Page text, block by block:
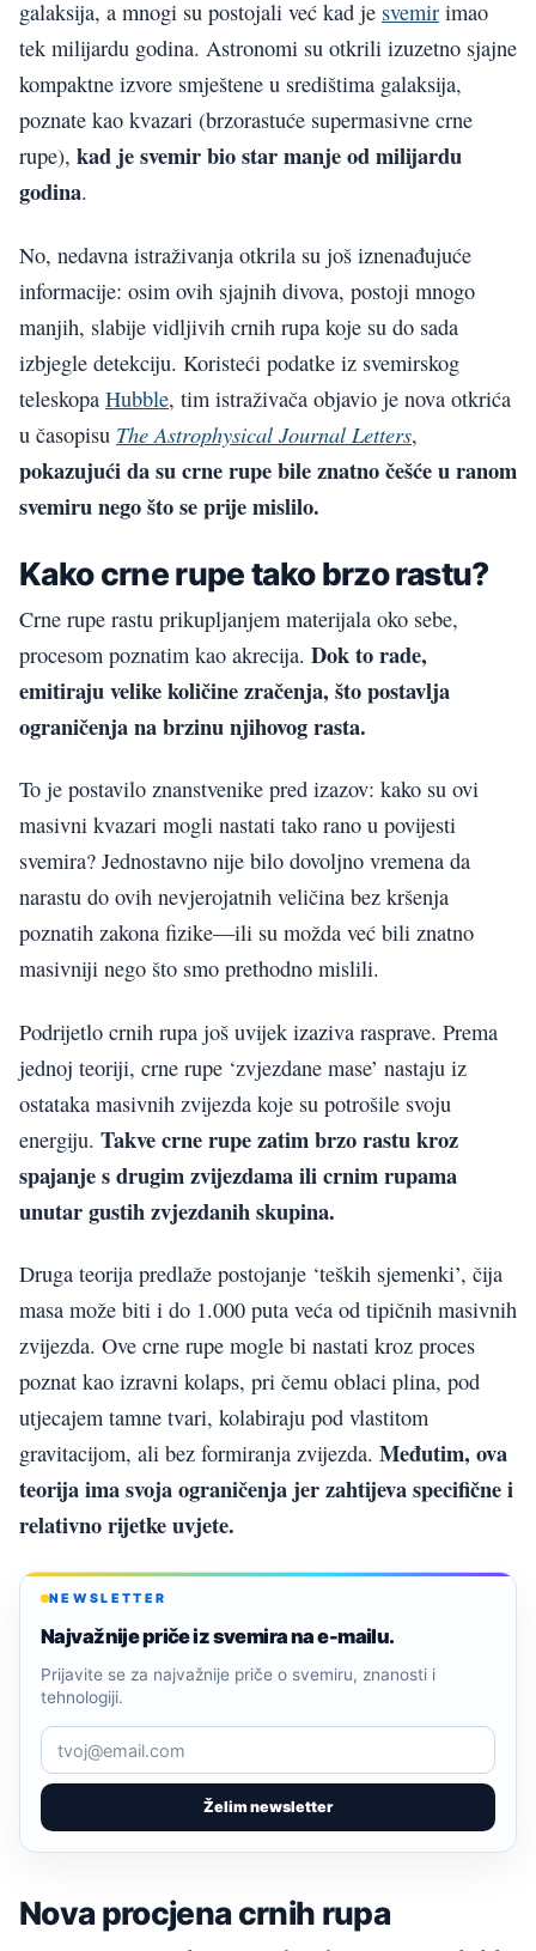
galaksija, a mnogi su postojali već kad je svemir imao
tek milijardu godina. Astronomi su otkrili izuzetno sjajne
kompaktne izvore smještene u središtima galaksija,
poznate kao kvazari (brzorastuće supermasivne crne
rupe), kad je svemir bio star manje od milijardu
godina.
No, nedavna istraživanja otkrila su još iznenađujuće
informacije: osim ovih sjajnih divova, postoji mnogo
manjih, slabije vidljivih crnih rupa koje su do sada
izbjegle detekciju. Koristeći podatke iz svemirskog
teleskopa Hubble, tim istraživača objavio je nova otkrića
u časopisu The Astrophysical Journal Letters,
pokazujući da su crne rupe bile znatno češće u ranom
svemiru nego što se prije mislilo.
Kako crne rupe tako brzo rastu?
Crne rupe rastu prikupljanjem materijala oko sebe,
procesom poznatim kao akrecija. Dok to rade,
emitiraju velike količine zračenja, što postavlja
ograničenja na brzinu njihovog rasta.
To je postavilo znanstvenike pred izazov: kako su ovi
masivni kvazari mogli nastati tako rano u povijesti
svemira? Jednostavno nije bilo dovoljno vremena da
narastu do ovih nevjerojatnih veličina bez kršenja
poznatih zakona fizike—ili su možda već bili znatno
masivniji nego što smo prethodno mislili.
Podrijetlo crnih rupa još uvijek izaziva rasprave. Prema
jednoj teoriji, crne rupe ‘zvjezdane mase’ nastaju iz
ostataka masivnih zvijezda koje su potrošile svoju
energiju. Takve crne rupe zatim brzo rastu kroz
spajanje s drugim zvijezdama ili crnim rupama
unutar gustih zvjezdanih skupina.
Druga teorija predlaže postojanje ‘teških sjemenki’, čija
masa može biti i do 1.000 puta veća od tipičnih masivnih
zvijezda. Ove crne rupe mogle bi nastati kroz proces
poznat kao izravni kolaps, pri čemu oblaci plina, pod
utjecajem tamne tvari, kolabiraju pod vlastitom
gravitacijom, ali bez formiranja zvijezda. Međutim, ova
teorija ima svoja ograničenja jer zahtijeva specifične i
relativno rijetke uvjete.
NEWSLETTER
Najvažnije priče iz svemira na e-mailu.
Želim newsletter
Prijavite se za najvažnije priče o svemiru, znanosti i
tehnologiji.
Nova procjena crnih rupa